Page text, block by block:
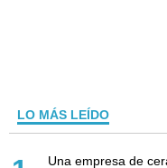
LO MÁS LEÍDO
Una empresa de